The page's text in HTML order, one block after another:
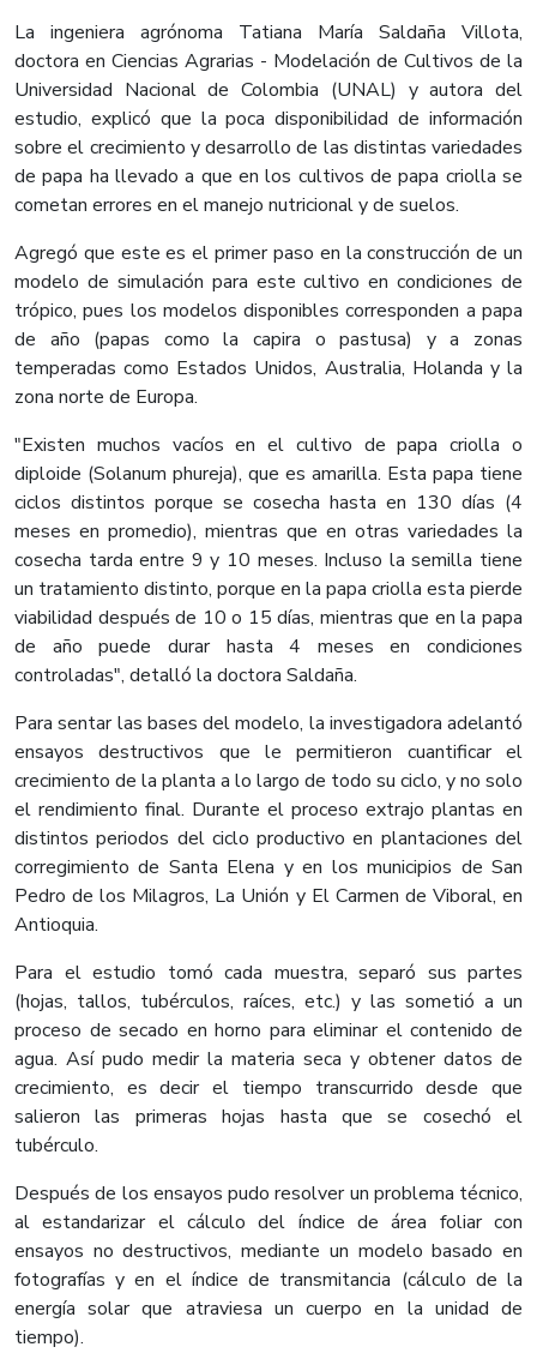
La ingeniera agrónoma Tatiana María Saldaña Villota,
doctora en Ciencias Agrarias - Modelación de Cultivos de la
Universidad Nacional de Colombia (UNAL) y autora del
estudio, explicó que la poca disponibilidad de información
sobre el crecimiento y desarrollo de las distintas variedades
de papa ha llevado a que en los cultivos de papa criolla se
cometan errores en el manejo nutricional y de suelos.
Agregó que este es el primer paso en la construcción de un
modelo de simulación para este cultivo en condiciones de
trópico, pues los modelos disponibles corresponden a papa
de año (papas como la capira o pastusa) y a zonas
temperadas como Estados Unidos, Australia, Holanda y la
zona norte de Europa.
"Existen muchos vacíos en el cultivo de papa criolla o
diploide (Solanum phureja), que es amarilla. Esta papa tiene
ciclos distintos porque se cosecha hasta en 130 días (4
meses en promedio), mientras que en otras variedades la
cosecha tarda entre 9 y 10 meses. Incluso la semilla tiene
un tratamiento distinto, porque en la papa criolla esta pierde
viabilidad después de 10 o 15 días, mientras que en la papa
de año puede durar hasta 4 meses en condiciones
controladas", detalló la doctora Saldaña.
Para sentar las bases del modelo, la investigadora adelantó
ensayos destructivos que le permitieron cuantificar el
crecimiento de la planta a lo largo de todo su ciclo, y no solo
el rendimiento final. Durante el proceso extrajo plantas en
distintos periodos del ciclo productivo en plantaciones del
corregimiento de Santa Elena y en los municipios de San
Pedro de los Milagros, La Unión y El Carmen de Viboral, en
Antioquia.
Para el estudio tomó cada muestra, separó sus partes
(hojas, tallos, tubérculos, raíces, etc.) y las sometió a un
proceso de secado en horno para eliminar el contenido de
agua. Así pudo medir la materia seca y obtener datos de
crecimiento, es decir el tiempo transcurrido desde que
salieron las primeras hojas hasta que se cosechó el
tubérculo.
Después de los ensayos pudo resolver un problema técnico,
al estandarizar el cálculo del índice de área foliar con
ensayos no destructivos, mediante un modelo basado en
fotografías y en el índice de transmitancia (cálculo de la
energía solar que atraviesa un cuerpo en la unidad de
tiempo).